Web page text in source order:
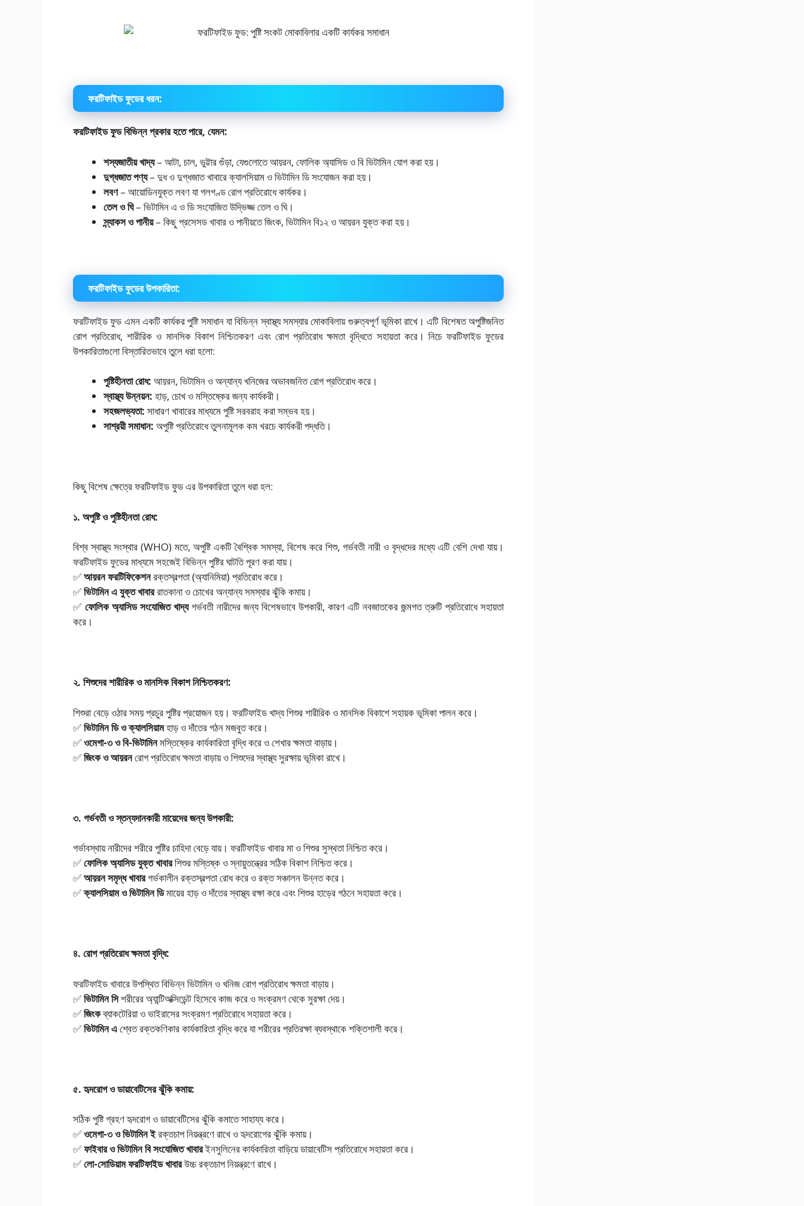
ফরটিফাইডফুডেরধরন:
ফরটিফাইড ফুড বিভিন্ন প্রকার হতে পারে, যেমন:
শস্যজাতীয়খাদ্য– আটা, চাল, ভুট্টার গুঁড়া, যেগুলোতে আয়রন, ফোলিক অ্যাসিড ও বি ভিটামিন যোগ করা হয়।
দুগ্ধজাতপণ্য– দুধ ও দুগ্ধজাত খাবারে ক্যালসিয়াম ও ভিটামিন ডি সংযোজন করা হয়।
লবণ– আয়োডিনযুক্ত লবণ যা গলগণ্ড রোগ প্রতিরোধে কার্যকর।
তেলওঘি– ভিটামিন এ ও ডি সংযোজিত উদ্ভিজ্জ তেল ও ঘি।
স্ন্যাকসওপানীয়– কিছু প্রসেসড খাবার ও পানীয়তে জিংক, ভিটামিন বি১২ ও আয়রন যুক্ত করা হয়।
ফরটিফাইডফুডেরউপকারিতা:
ফরটিফাইড ফুড এমন একটি কার্যকর পুষ্টি সমাধান যা বিভিন্ন স্বাস্থ্য সমস্যার মোকাবিলায় গুরুত্বপূর্ণ ভূমিকা রাখে। এটি বিশেষত অপুষ্টিজনিত
রোগ প্রতিরোধ, শারীরিক ও মানসিক বিকাশ নিশ্চিতকরণ এবং রোগ প্রতিরোধ ক্ষমতা বৃদ্ধিতে সহায়তা করে। নিচে ফরটিফাইড ফুডের
উপকারিতাগুলো বিস্তারিতভাবে তুলে ধরা হলো:
পুষ্টিহীনতারোধ: আয়রন, ভিটামিন ও অন্যান্য খনিজের অভাবজনিত রোগ প্রতিরোধ করে।
স্বাস্থ্যউন্নয়ন: হাড়, চোখ ও মস্তিষ্কের জন্য কার্যকরী।
সহজলভ্যতা: সাধারণ খাবারের মাধ্যমে পুষ্টি সরবরাহ করা সম্ভব হয়।
সাশ্রয়ীসমাধান: অপুষ্টি প্রতিরোধে তুলনামূলক কম খরচে কার্যকরী পদ্ধতি।
কিছু বিশেষ ক্ষেত্রে ফরটিফাইড ফুড এর উপকারিতা তুলে ধরা হল:
১. অপুষ্টি ও পুষ্টিহীনতা রোধ:
বিশ্ব স্বাস্থ্য সংস্থার (WHO) মতে, অপুষ্টি একটি বৈশ্বিক সমস্যা, বিশেষ করে শিশু, গর্ভবতী নারী ও বৃদ্ধদের মধ্যে এটি বেশি দেখা যায়।
ফরটিফাইড ফুডের মাধ্যমে সহজেই বিভিন্ন পুষ্টির ঘাটতি পূরণ করা যায়।
✅আয়রনফরটিফিকেশনরক্তস্বল্পতা (অ্যানিমিয়া) প্রতিরোধ করে।
✅ভিটামিনএযুক্তখাবাররাতকানা ও চোখের অন্যান্য সমস্যার ঝুঁকি কমায়।
✅ ফোলিকঅ্যাসিডসংযোজিতখাদ্যগর্ভবতী নারীদের জন্য বিশেষভাবে উপকারী, কারণ এটি নবজাতকের জন্মগত ত্রুটি প্রতিরোধে সহায়তা
করে।
২. শিশুদের শারীরিক ও মানসিক বিকাশ নিশ্চিতকরণ:
শিশুরা বেড়ে ওঠার সময় প্রচুর পুষ্টির প্রয়োজন হয়। ফরটিফাইড খাদ্য শিশুর শারীরিক ও মানসিক বিকাশে সহায়ক ভূমিকা পালন করে।
✅ভিটামিনডিওক্যালসিয়ামহাড় ও দাঁতের গঠন মজবুত করে।
✅ওমেগা-৩ওবি-ভিটামিনমস্তিষ্কের কার্যকারিতা বৃদ্ধি করে ও শেখার ক্ষমতা বাড়ায়।
✅জিংকওআয়রনরোগ প্রতিরোধ ক্ষমতা বাড়ায় ও শিশুদের স্বাস্থ্য সুরক্ষায় ভূমিকা রাখে।
৩. গর্ভবতী ও স্তন্যদানকারী মায়েদের জন্য উপকারী:
গর্ভাবস্থায় নারীদের শরীরে পুষ্টির চাহিদা বেড়ে যায়। ফরটিফাইড খাবার মা ও শিশুর সুস্থতা নিশ্চিত করে।
✅ফোলিকঅ্যাসিডযুক্তখাবারশিশুর মস্তিষ্ক ও স্নায়ুতন্ত্রের সঠিক বিকাশ নিশ্চিত করে।
✅আয়রনসমৃদ্ধখাবারগর্ভকালীন রক্তস্বল্পতা রোধ করে ও রক্ত সঞ্চালন উন্নত করে।
✅ক্যালসিয়ামওভিটামিনডিমায়ের হাড় ও দাঁতের স্বাস্থ্য রক্ষা করে এবং শিশুর হাড়ের গঠনে সহায়তা করে।
৪. রোগ প্রতিরোধ ক্ষমতা বৃদ্ধি:
ফরটিফাইড খাবারে উপস্থিত বিভিন্ন ভিটামিন ও খনিজ রোগ প্রতিরোধ ক্ষমতা বাড়ায়।
✅ভিটামিনসিশরীরের অ্যান্টিঅক্সিডেন্ট হিসেবে কাজ করে ও সংক্রমণ থেকে সুরক্ষা দেয়।
✅জিংকব্যাকটেরিয়া ও ভাইরাসের সংক্রমণ প্রতিরোধে সহায়তা করে।
✅ভিটামিনএশ্বেত রক্তকণিকার কার্যকারিতা বৃদ্ধি করে যা শরীরের প্রতিরক্ষা ব্যবস্থাকে শক্তিশালী করে।
৫. হৃদরোগ ও ডায়াবেটিসের ঝুঁকি কমায়:
সঠিক পুষ্টি গ্রহণ হৃদরোগ ও ডায়াবেটিসের ঝুঁকি কমাতে সাহায্য করে।
✅ওমেগা-৩ওভিটামিনইরক্তচাপ নিয়ন্ত্রণে রাখে ও হৃদরোগের ঝুঁকি কমায়।
✅ফাইবারওভিটামিনবিসংযোজিতখাবারইনসুলিনের কার্যকারিতা বাড়িয়ে ডায়াবেটিস প্রতিরোধে সহায়তা করে।
✅লো-সোডিয়ামফরটিফাইডখাবারউচ্চ রক্তচাপ নিয়ন্ত্রণে রাখে।